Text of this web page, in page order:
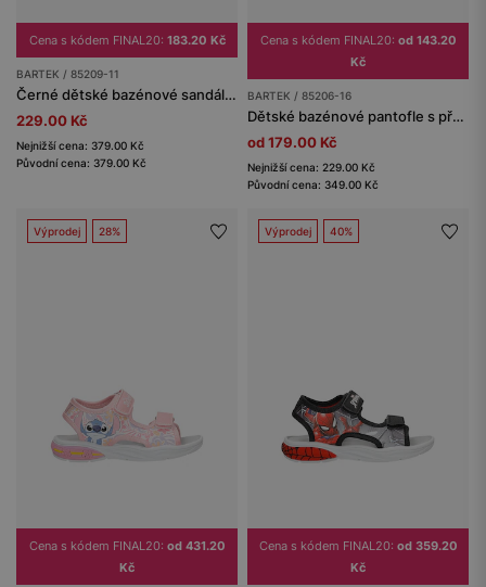
Cena s kódem FINAL20: 183.20 Kč
BARTEK / 85209-11
Černé dětské bazénové sandály panda BARTEK 85209-11
229.00 Kč
Nejnižší cena: 379.00 Kč
Původní cena: 379.00 Kč
Cena s kódem FINAL20: od 143.20
Kč
BARTEK / 85206-16
Dětské bazénové pantofle s přechodem barev námořnická modrá-béžová BARTEK 85206-16
od 179.00 Kč
Nejnižší cena: 229.00 Kč
Původní cena: 349.00 Kč
Výprodej 28%
Cena s kódem FINAL20: od 431.20
Kč
Výprodej 40%
Cena s kódem FINAL20: od 359.20
Kč